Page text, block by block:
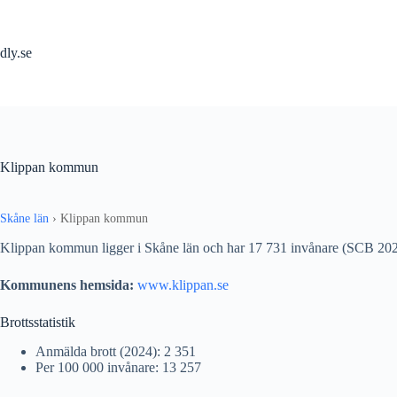
dly.se
Klippan kommun
Skåne län › Klippan kommun
Klippan kommun ligger i Skåne län och har 17 731 invånare (SCB
Kommunens hemsida: www.klippan.se
Brottsstatistik
Anmälda brott (2024): 2 351
Per 100 000 invånare: 13 257